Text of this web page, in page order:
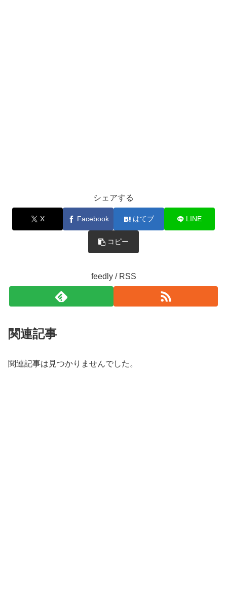
シェアする
X Facebook はてブ LINE
コピー
feedly / RSS
関連記事
関連記事は見つかりませんでした。